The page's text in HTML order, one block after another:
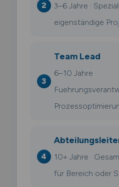
3–6 Jahre ·
eigenständige
Team Lead
6–10 Jahre ·
10+ Jahre ·
für Bereich oder